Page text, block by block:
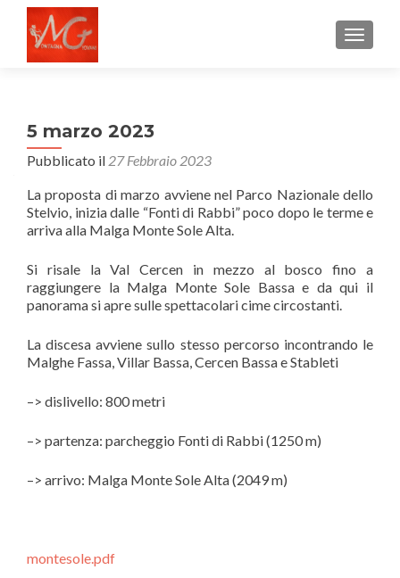
5 marzo 2023
Pubblicato il 27 Febbraio 2023
La proposta di marzo avviene nel Parco Nazionale dello
Stelvio, inizia dalle “Fonti di Rabbi” poco dopo le terme e
arriva alla Malga Monte Sole Alta.
Si risale la Val Cercen in mezzo al bosco fino a
raggiungere la Malga Monte Sole Bassa e da qui il
panorama si apre sulle spettacolari cime circostanti.
La discesa avviene sullo stesso percorso incontrando le
Malghe Fassa, Villar Bassa, Cercen Bassa e Stableti
–> dislivello: 800 metri
–> partenza: parcheggio Fonti di Rabbi (1250 m)
–> arrivo: Malga Monte Sole Alta (2049 m)
montesole.pdf